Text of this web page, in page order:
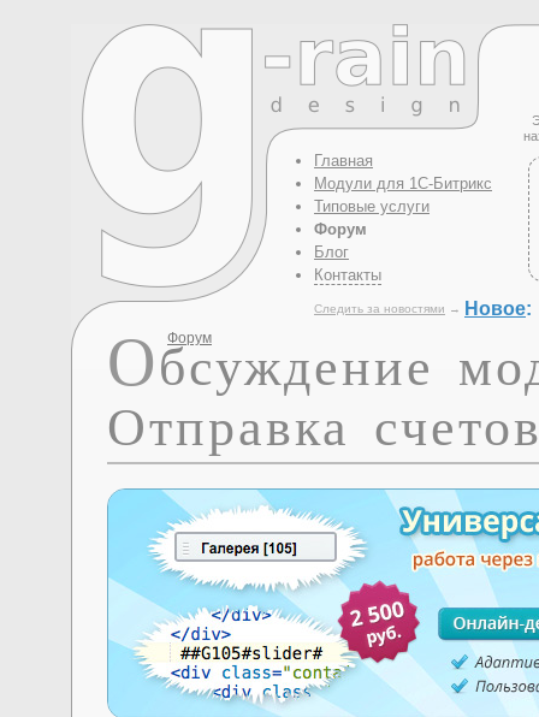
Главная
Модули для 1С-Битрикс
Типовые услуги
Форум
Блог
Контакты
Следить за новостями → Новое:
Форум
Обсуждение
Отправка